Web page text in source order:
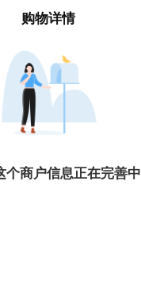
购物详情
个商户信息正在完善中